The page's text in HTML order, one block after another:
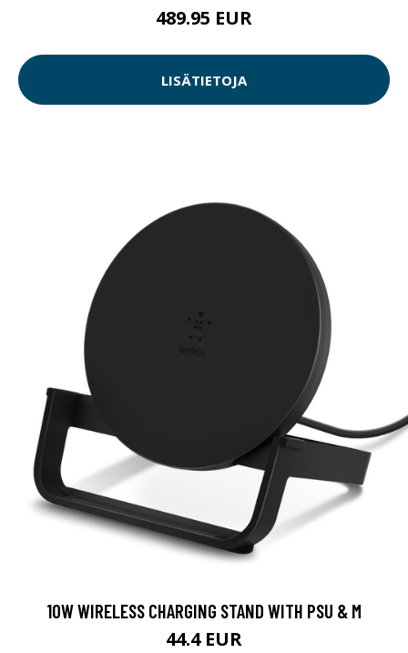
489.95 EUR
LISÄTIETOJA
10W WIRELESS CHARGING STAND WITH PSU & M
44.4 EUR